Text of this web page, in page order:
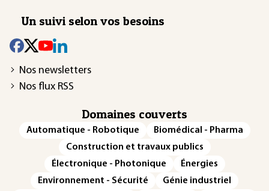
Un suivi selon vos besoins
Nos newsletters
Nos flux RSS
Domaines couverts
Automatique - Robotique
Biomédical - Pharma
Construction et travaux publics
Électronique - Photonique
Énergies
Environnement - Sécurité
Génie industriel